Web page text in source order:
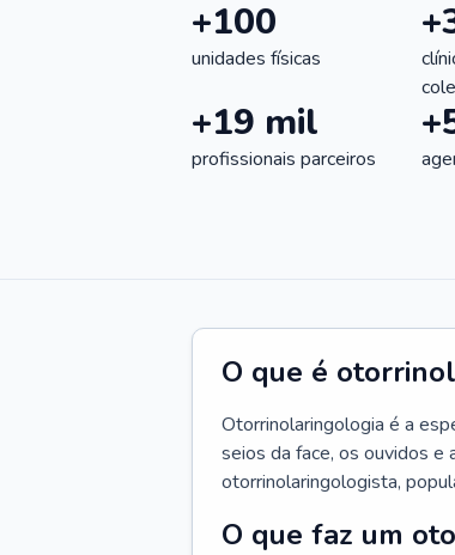
+100
unidades físicas
+19 mil
profissionais parceiros
O que é
Otorrinolaringologia é a
seios da face, os ouvidos e
otorrinolaringologista,
O que faz um